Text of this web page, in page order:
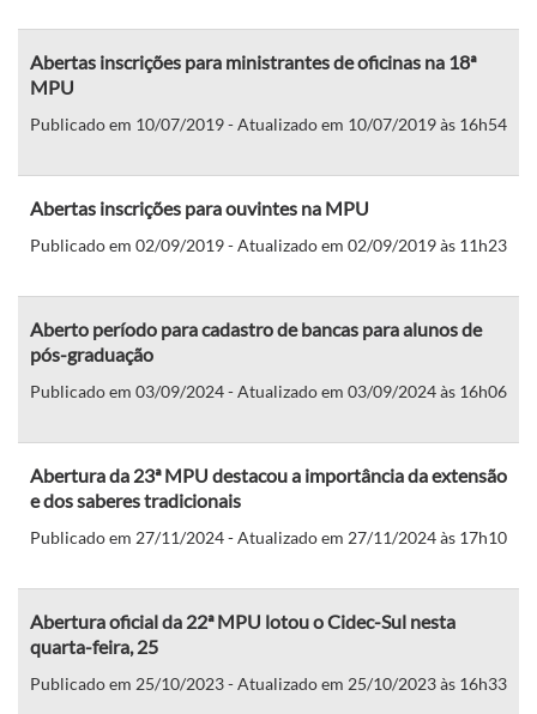
Abertas inscrições para ministrantes de oficinas na 18ª
MPU
Publicado em 10/07/2019 - Atualizado em 10/07/2019 às 16h54
Abertas inscrições para ouvintes na MPU
Publicado em 02/09/2019 - Atualizado em 02/09/2019 às 11h23
Aberto período para cadastro de bancas para alunos de
pós-graduação
Publicado em 03/09/2024 - Atualizado em 03/09/2024 às 16h06
Abertura da 23ª MPU destacou a importância da extensão
e dos saberes tradicionais
Publicado em 27/11/2024 - Atualizado em 27/11/2024 às 17h10
Abertura oficial da 22ª MPU lotou o Cidec-Sul nesta
quarta-feira, 25
Publicado em 25/10/2023 - Atualizado em 25/10/2023 às 16h33